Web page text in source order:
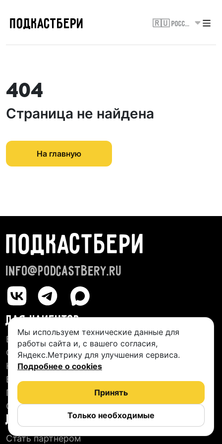
ПОДКАСТБЕРИ 🇷🇺 Россия
404
Страница не найдена
На главную
ПОДКАСТБЕРИ
info@podcastbery.ru
ДЛЯ КЛИЕНТОВ
База студий
О сервисе
Новые подкасты
Блог
Пользовательское соглашение
Отзывы
ДЛЯ СТУДИЙ
Стать партнером
Мы используем технические данные для
работы сайта и, с вашего согласия,
Яндекс.Метрику для улучшения сервиса.
Подробнее о cookies
Только необходимые
Принять